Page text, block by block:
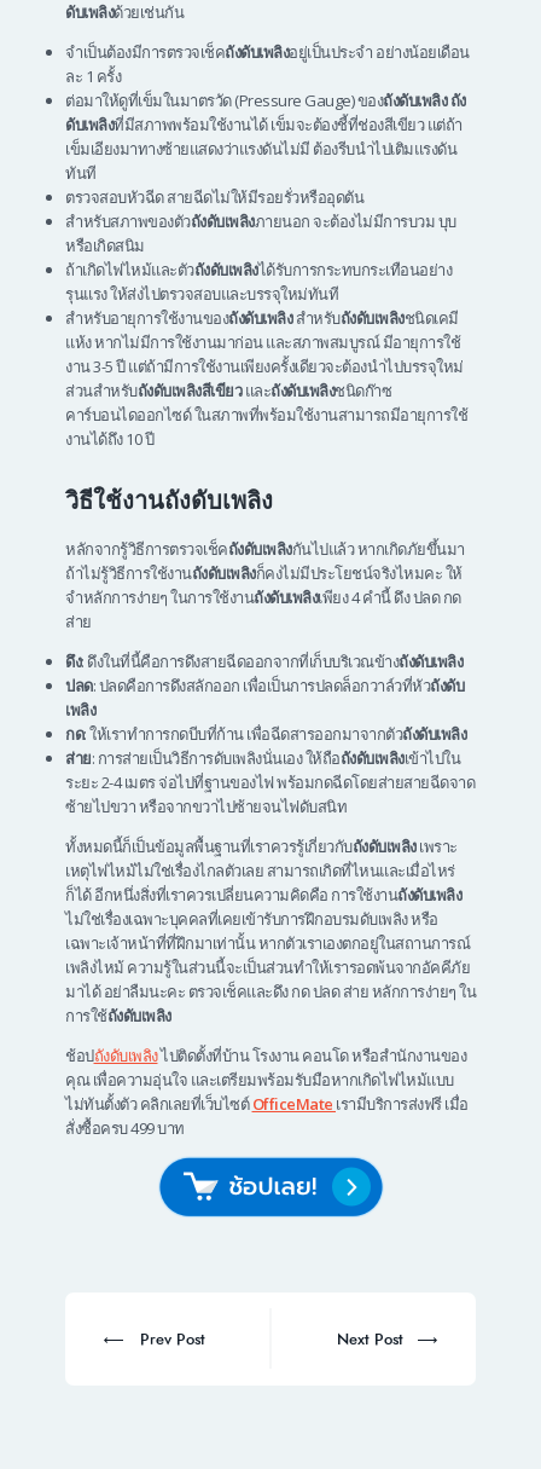
ดับเพลิงด้วยเช่นกัน
จำเป็นต้องมีการตรวจเช็คถังดับเพลิงอยู่เป็นประจำ อย่างน้อยเดือน
ละ 1 ครั้ง
ต่อมาให้ดูที่เข็มในมาตรวัด (Pressure Gauge) ของถังดับเพลิง ถัง
ดับเพลิงที่มีสภาพพร้อมใช้งานได้ เข็มจะต้องชี้ที่ช่องสีเขียว แต่ถ้า
เข็มเอียงมาทางซ้ายแสดงว่าแรงดันไม่มี ต้องรีบนำไปเติมแรงดัน
ทันที
ตรวจสอบหัวฉีด สายฉีดไม่ให้มีรอยรั่วหรืออุดตัน
สำหรับสภาพของตัวถังดับเพลิงภายนอก จะต้องไม่มีการบวม บุบ
หรือเกิดสนิม
ถ้าเกิดไฟไหม้และตัวถังดับเพลิงได้รับการกระทบกระเทือนอย่าง
รุนแรง ให้ส่งไปตรวจสอบและบรรจุใหม่ทันที
สำหรับอายุการใช้งานของถังดับเพลิงสำหรับถังดับเพลิงชนิดเคมี
แห้ง หากไม่มีการใช้งานมาก่อน และสภาพสมบูรณ์ มีอายุการใช้
งาน 3-5 ปี แต่ถ้ามีการใช้งานเพียงครั้งเดียวจะต้องนำไปบรรจุใหม่
ส่วนสำหรับถังดับเพลิงสีเขียวและถังดับเพลิงชนิดก๊าซ
คาร์บอนไดออกไซด์ ในสภาพที่พร้อมใช้งานสามารถมีอายุการใช้
งานได้ถึง 10 ปี
วิธีใช้งานถังดับเพลิง
หลักจากรู้วิธีการตรวจเช็คถังดับเพลิงกันไปแล้ว หากเกิดภัยขึ้นมา
ถ้าไม่รู้วิธีการใช้งานถังดับเพลิงก็คงไม่มีประโยชน์จริงไหมคะ ให้
จำหลักการง่ายๆ ในการใช้งานถังดับเพลิงเพียง 4 คำนี้ ดึง ปลด กด
ส่าย
ดึง: ดึงในที่นี้คือการดึงสายฉีดออกจากที่เก็บบริเวณข้างถังดับเพลิง
ปลด: ปลดคือการดึงสลักออก เพื่อเป็นการปลดล็อกวาล์วที่หัวถังดับ
เพลิง
กด: ให้เราทำการกดบีบที่ก้าน เพื่อฉีดสารออกมาจากตัวถังดับเพลิง
ส่าย: การส่ายเป็นวิธีการดับเพลิงนั่นเอง ให้ถือถังดับเพลิงเข้าไปใน
ระยะ 2-4 เมตร จ่อไปที่ฐานของไฟ พร้อมกดฉีดโดยส่ายสายฉีดจาด
ซ้ายไปขวา หรือจากขวาไปซ้ายจนไฟดับสนิท
ทั้งหมดนี้ก็เป็นข้อมูลพื้นฐานที่เราควรรู้เกี่ยวกับถังดับเพลิงเพราะ
เหตุไฟไหม้ไม่ใช่เรื่องไกลตัวเลย สามารถเกิดที่ไหนและเมื่อไหร่
ก็ได้ อีกหนึ่งสิ่งที่เราควรเปลี่ยนความคิดคือ การใช้งานถังดับเพลิง
ไม่ใช่เรื่องเฉพาะบุคคลที่เคยเข้ารับการฝึกอบรมดับเพลิง หรือ
เฉพาะเจ้าหน้าที่ที่ฝึกมาเท่านั้น หากตัวเราเองตกอยู่ในสถานการณ์
เพลิงไหม้ ความรู้ในส่วนนี้จะเป็นส่วนทำให้เรารอดพ้นจากอัคคีภัย
มาได้ อย่าลืมนะคะ ตรวจเช็คและดึง กด ปลด ส่าย หลักการง่ายๆ ใน
การใช้ถังดับเพลิง
ช้อปถังดับเพลิงไปติดตั้งที่บ้าน โรงงาน คอนโด หรือสำนักงานของ
คุณ เพื่อความอุ่นใจ และเตรียมพร้อมรับมือหากเกิดไฟไหม้แบบ
ไม่ทันตั้งตัว คลิกเลยที่เว็บไซต์OfficeMate เรามีบริการส่งฟรี เมื่อ
สั่งซื้อครบ 499 บาท
navigation
Prev
Prev Post
Next
Next Post